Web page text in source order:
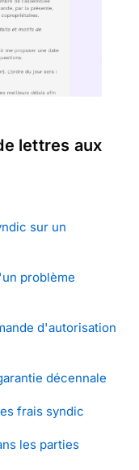
lettres aux
sur un
problème
d'autorisation
décennale
frais syndic
les parties